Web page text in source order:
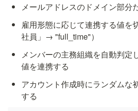
メールアドレスのドメイン部分
雇用形態に応じて連携する値を
社員」→ "full_time"）
メンバーの主務組織を自動判定
値を連携する
アカウント作成時にランダムな
する